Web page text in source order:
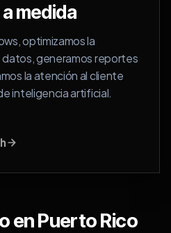
medida
optimizamos la
datos, generamos reportes
la atención al cliente
inteligencia artificial.
en Puerto Rico